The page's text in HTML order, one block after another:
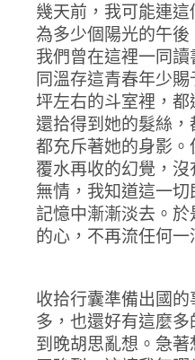
幾天前，我可能連
為多少個陽光的午後
我們曾在這裡一同
同溫存這青春年少
坪左右的斗室裡，
還拾得到她的髮絲，
都充斥著她的身影
覆水再收的幻覺，
無情，我知道這一
記憶中漸漸淡去。
的心，不再流任何一
收拾行囊準備出國
多，也還好有這麼
到晚胡思亂想。急